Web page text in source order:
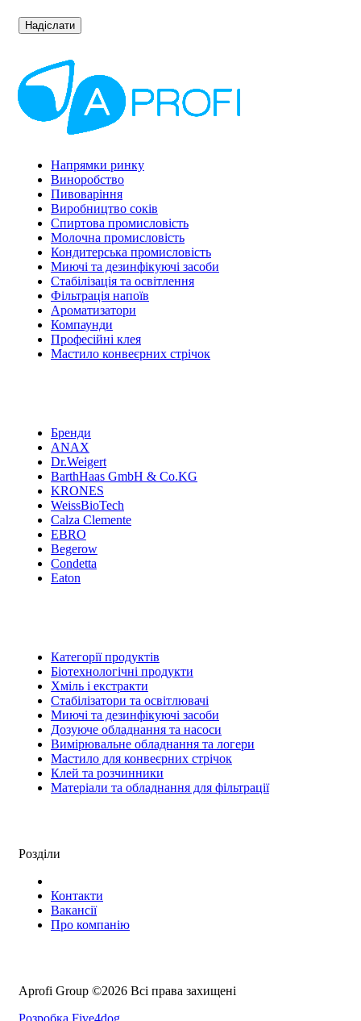
Напрямки ринку
Виноробство
Пивоваріння
Виробництво соків
Спиртова промисловість
Молочна промисловість
Кондитерська промисловість
Миючі та дезинфікуючі засоби
Стабілізація та освітлення
Фільтрація напоїв
Ароматизатори
Компаунди
Професійні клея
Мастило конвеєрних стрічок
Бренди
ANAX
Dr.Weigert
BarthHaas GmbH & Co.KG
KRONES
WeissBioTech
Calza Clemente
EBRO
Begerow
Condetta
Eaton
Категорії продуктів
Біотехнологічні продукти
Хміль і екстракти
Стабілізатори та освітлювачі
Миючі та дезинфікуючі засоби
Дозуюче обладнання та насоси
Вимірювальне обладнання та логери
Мастило для конвеєрних стрічок
Клей та розчинники
Матеріали та обладнання для фільтрації
Розділи
Контакти
Вакансії
Про компанію
Aprofi Group ©2026 Всі права захищені
Розробка Five4dog